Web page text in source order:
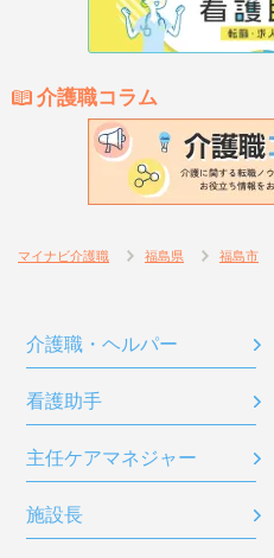
介護職コラム
マイナビ介護職 福島県 福島市
介護職・ヘルパー
看護助手
主任ケアマネジャー
施設長